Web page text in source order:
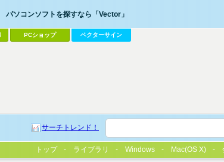
パソコンソフトを探すなら「Vector」
PCショップ ベクターサイン
サーチトレンド！
トップ ライブラリ Windows Mac(OS X)